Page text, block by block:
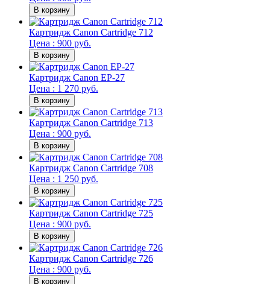
Картридж Canon Cartridge 712
Цена : 900 руб.
Картридж Canon EP-27
Цена : 1 270 руб.
Картридж Canon Cartridge 713
Цена : 900 руб.
Картридж Canon Cartridge 708
Цена : 1 250 руб.
Картридж Canon Cartridge 725
Цена : 900 руб.
Картридж Canon Cartridge 726
Цена : 900 руб.